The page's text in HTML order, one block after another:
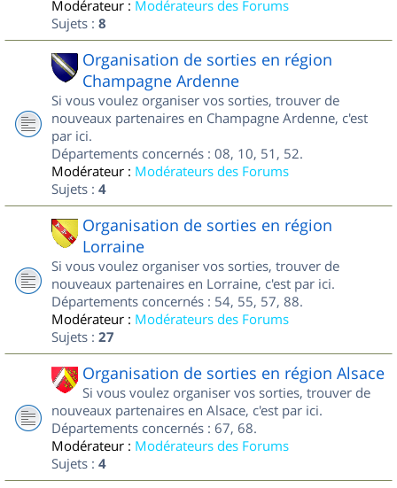
Modérateur : Modérateurs des Forums
Sujets : 8
Organisation de sorties en région
Champagne Ardenne
Si vous voulez organiser vos sorties, trouver de
nouveaux partenaires en Champagne Ardenne, c'est
par ici.
Départements concernés : 08, 10, 51, 52.
Modérateur : Modérateurs des Forums
Sujets : 4
Organisation de sorties en région
Lorraine
Si vous voulez organiser vos sorties, trouver de
nouveaux partenaires en Lorraine, c'est par ici.
Départements concernés : 54, 55, 57, 88.
Modérateur : Modérateurs des Forums
Sujets : 27
Organisation de sorties en région Alsace
Si vous voulez organiser vos sorties, trouver de
nouveaux partenaires en Alsace, c'est par ici.
Départements concernés : 67, 68.
Modérateur : Modérateurs des Forums
Sujets : 4